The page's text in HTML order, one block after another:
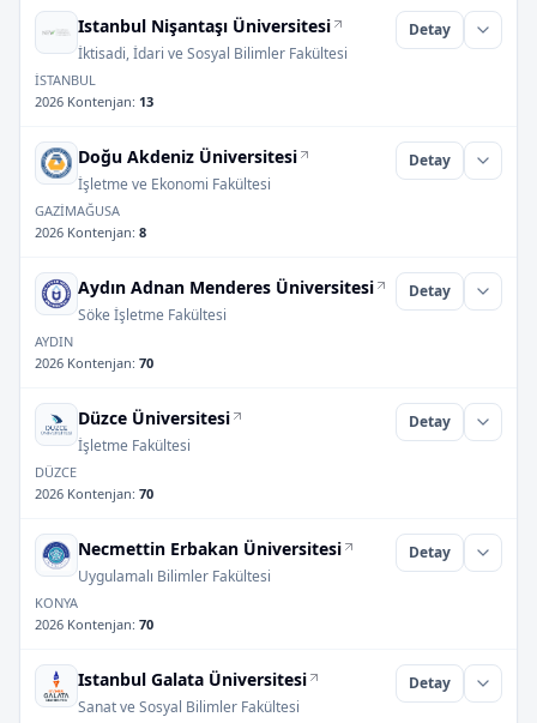
Istanbul Nişantaşı Üniversitesi
İktisadi, İdari ve Sosyal Bilimler Fakültesi
Detay
İSTANBUL
2026 Kontenjan: 13
Doğu Akdeniz Üniversitesi
İşletme ve Ekonomi Fakültesi
Detay
GAZİMAĞUSA
2026 Kontenjan: 8
Aydın Adnan Menderes Üniversitesi
Söke İşletme Fakültesi
Detay
AYDIN
2026 Kontenjan: 70
Düzce Üniversitesi
İşletme Fakültesi
Detay
DÜZCE
2026 Kontenjan: 70
Necmettin Erbakan Üniversitesi
Uygulamalı Bilimler Fakültesi
Detay
KONYA
2026 Kontenjan: 70
Istanbul Galata Üniversitesi
Sanat ve Sosyal Bilimler Fakültesi
Detay